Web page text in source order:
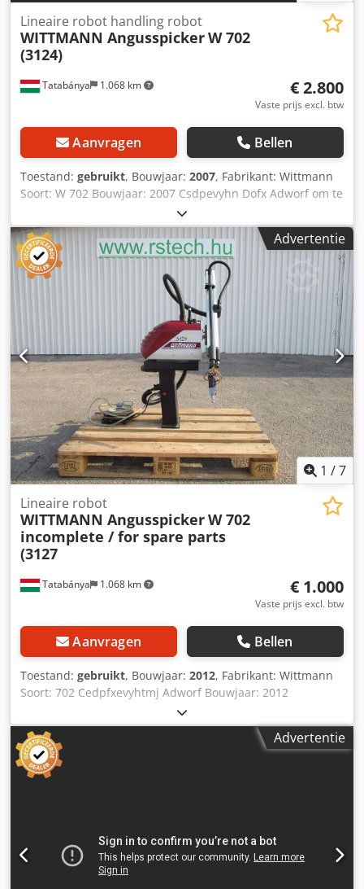
Tatabánya 1.068 km
Lineaire robot handling robot
WITTMANN AngusspickerW 702
(3124)
€ 2.800
Vaste prijs excl. btw
Aanvragen Bellen
Toestand: gebruikt, Bouwjaar: 2007, Fabrikant: Wittmann
Soort: W 702 Bouwjaar: 2007 Csdpevyhn Dofx Adworf om te
Advertentie
1 /7
Tatabánya 1.068 km
Lineaire robot
WITTMANN AngusspickerW 702
incomplete / for spare parts
(3127
€ 1.000
Vaste prijs excl. btw
Aanvragen Bellen
Toestand: gebruikt, Bouwjaar: 2012, Fabrikant: Wittmann
Soort: 702 Cedpfxevyhtmj Adworf Bouwjaar: 2012
Advertentie